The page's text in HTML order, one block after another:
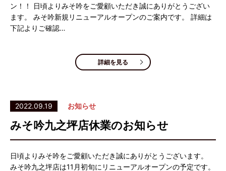
ン！！ 日頃よりみそ吟をご愛顧いただき誠にありがとうござい
ます。 みそ吟新規リニューアルオープンのご案内です。 詳細は
下記よりご確認…
詳細を見る
2022.09.19 お知らせ
みそ吟九之坪店休業のお知らせ
日頃よりみそ吟をご愛顧いただき誠にありがとうございます。
みそ吟九之坪店は11月初旬にリニューアルオープンの予定です。